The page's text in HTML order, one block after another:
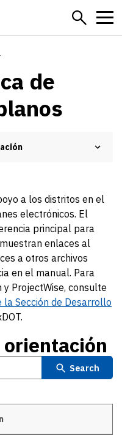
de
a los distritos en el
electrónicos. El
principal para
enlaces al
a otros archivos
en el manual. Para
ProjectWise, consulte
la Sección de Desarrollo
Search